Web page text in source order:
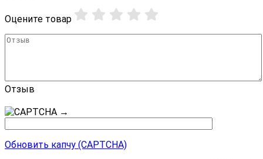
Оцените товар
Отзыв
→
Обновить капчу (CAPTCHA)